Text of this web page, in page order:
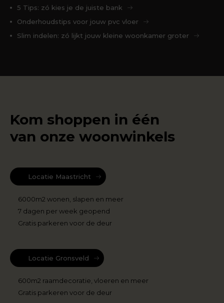
5 Tips: zó kies je de juiste bank
Onderhoudstips voor jouw pvc vloer
Slim indelen: zó lijkt jouw kleine woonkamer groter
Kom shoppen in één
van onze woonwinkels
Locatie Maastricht
6000m2 wonen, slapen en meer
7 dagen per week geopend
Gratis parkeren voor de deur
Locatie Gronsveld
600m2 raamdecoratie, vloeren en meer
Gratis parkeren voor de deur